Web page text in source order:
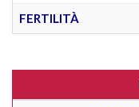
FERTILITÀ